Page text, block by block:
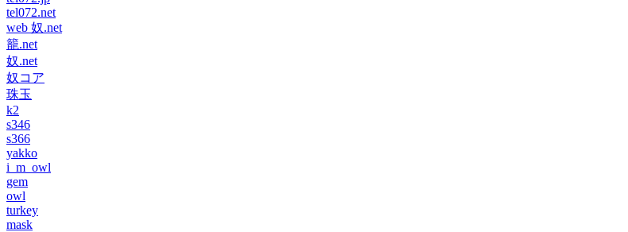
tel072.net
web 奴.net
籠.net
奴.net
奴コア
珠玉
k2
s346
s366
yakko
i_m_owl
gem
owl
turkey
mask